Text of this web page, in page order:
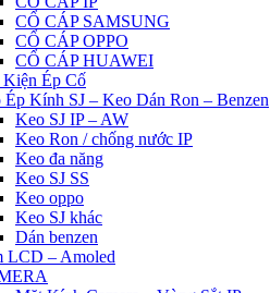
CỔ CÁP SAMSUNG
CỔ CÁP OPPO
CỔ CÁP HUAWEI
Kiện Ép Cố
Ép Kính SJ – Keo Dán Ron – Benzen
Keo SJ IP – AW
Keo Ron / chống nước IP
Keo đa năng
Keo SJ SS
Keo oppo
Keo SJ khác
Dán benzen
LCD – Amoled